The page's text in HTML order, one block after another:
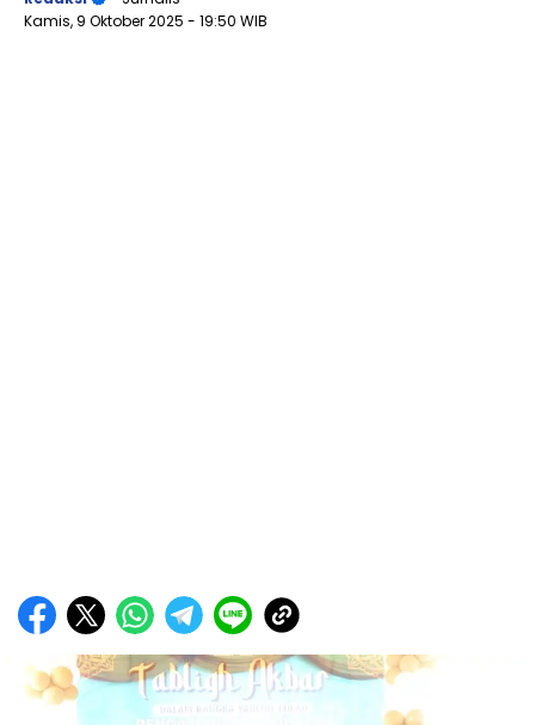
Kamis, 9 Oktober 2025 - 19:50 WIB